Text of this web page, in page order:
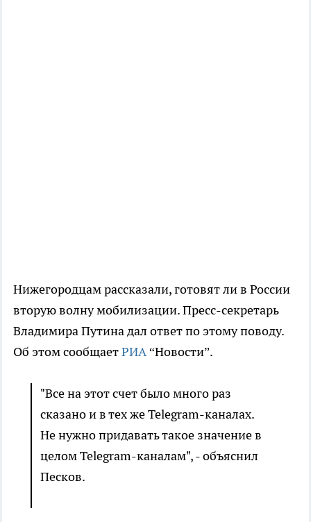
Нижегородцам рассказали, готовят ли в России
вторую волну мобилизации. Пресс-секретарь
Владимира Путина дал ответ по этому поводу.
Об этом сообщаетРИА“Новости”.
"Все на этот счет было много раз
сказано и в тех же Telegram-каналах.
Не нужно придавать такое значение в
целом Telegram-каналам", - объяснил
Песков.